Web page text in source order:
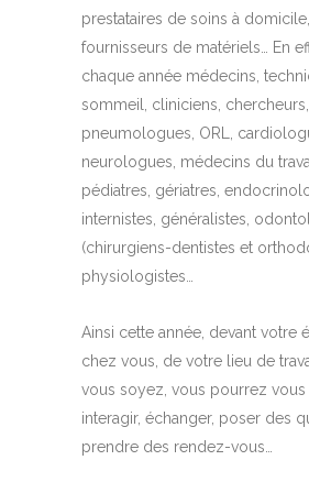
prestataires de soins à
fournisseurs de matériels… En
chaque année médecins,
sommeil, cliniciens, chercheurs,
pneumologues, ORL,
neurologues, médecins du
pédiatres, gériatres,
internistes, généralistes,
(chirurgiens-dentistes et
physiologistes…
Ainsi cette année, devant votre
chez vous, de votre lieu de
vous soyez, vous pourrez vous
interagir, échanger, poser des
prendre des rendez-vous…